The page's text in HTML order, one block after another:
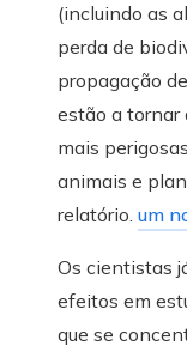
(incluindo as
perda de
propagação
estão a tornar
mais
animais e
relatório. um
Os cientistas
efeitos em
que se